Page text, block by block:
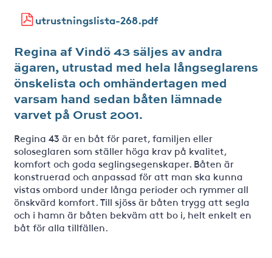
utrustningslista-268.pdf
Regina af Vindö 43 säljes av andra
ägaren, utrustad med hela långseglarens
önskelista och omhändertagen med
varsam hand sedan båten lämnade
varvet på Orust 2001.
Regina 43 är en båt för paret, familjen eller
soloseglaren som ställer höga krav på kvalitet,
komfort och goda seglingsegenskaper. Båten är
konstruerad och anpassad för att man ska kunna
vistas ombord under långa perioder och rymmer all
önskvärd komfort. Till sjöss är båten trygg att segla
och i hamn är båten bekväm att bo i, helt enkelt en
båt för alla tillfällen.